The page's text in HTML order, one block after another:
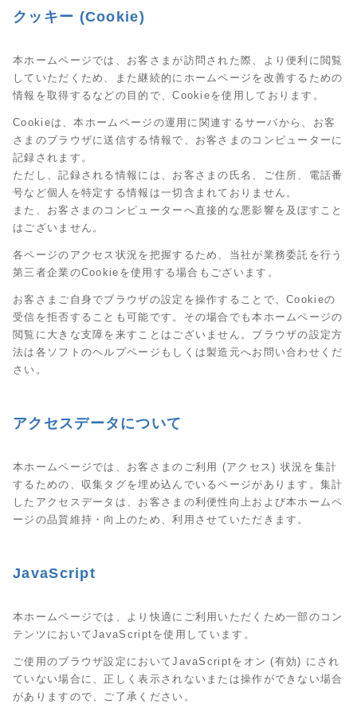
クッキー (Cookie)
本ホームページでは、お客さまが訪問された際、より便利に閲覧
していただくため、また継続的にホームページを改善するための
情報を取得するなどの目的で、Cookieを使用しております。
Cookieは、本ホームページの運用に関連するサーバから、お客
さまのブラウザに送信する情報で、お客さまのコンピューターに
記録されます。
ただし、記録される情報には、お客さまの氏名、ご住所、電話番
号など個人を特定する情報は一切含まれておりません。
また、お客さまのコンピューターへ直接的な悪影響を及ぼすこと
はございません。
各ページのアクセス状況を把握するため、当社が業務委託を行う
第三者企業のCookieを使用する場合もございます。
お客さまご自身でブラウザの設定を操作することで、Cookieの
受信を拒否することも可能です。その場合でも本ホームページの
閲覧に大きな支障を来すことはございません。ブラウザの設定方
法は各ソフトのヘルプページもしくは製造元へお問い合わせくだ
さい。
アクセスデータについて
本ホームページでは、お客さまのご利用 (アクセス) 状況を集計
するための、収集タグを埋め込んでいるページがあります。集計
したアクセスデータは、お客さまの利便性向上および本ホームペ
ージの品質維持・向上のため、利用させていただきます。
JavaScript
本ホームページでは、より快適にご利用いただくため一部のコン
テンツにおいてJavaScriptを使用しています。
ご使用のブラウザ設定においてJavaScriptをオン (有効) にされ
ていない場合に、正しく表示されないまたは操作ができない場合
がありますので、ご了承ください。